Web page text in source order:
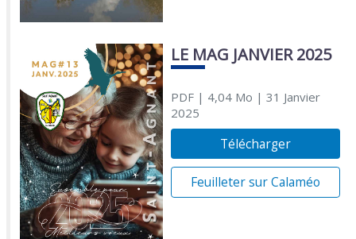
LE MAG JANVIER 2025
PDF| 4,04 Mo | 31 Janvier
2025
Télécharger
Feuilleter sur Calaméo